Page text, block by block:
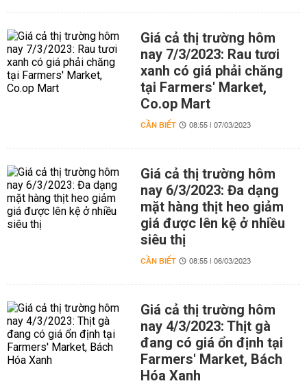
Giá cả thị trường hôm
nay 7/3/2023: Rau tươi
xanh có giá phải chăng
tại Farmers' Market,
Co.op Mart
CẦN BIẾT 08:55 | 07/03/2023
Giá cả thị trường hôm
nay 6/3/2023: Đa dạng
mặt hàng thịt heo giảm
giá được lên kệ ở nhiều
siêu thị
CẦN BIẾT 08:55 | 06/03/2023
Giá cả thị trường hôm
nay 4/3/2023: Thịt gà
đang có giá ổn định tại
Farmers' Market, Bách
Hóa Xanh